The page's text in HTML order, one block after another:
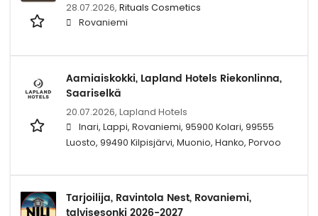
28.07.2026, Rituals Cosmetics
Rovaniemi
Aamiaiskokki, Lapland Hotels Riekonlinna,
Saariselkä
20.07.2026, Lapland Hotels
Inari, Lappi, Rovaniemi, 95900 Kolari, 99555
Luosto, 99490 Kilpisjärvi, Muonio, Hanko, Porvoo
Tarjoilija, Ravintola Nest, Rovaniemi,
talvisesonki 2026-2027